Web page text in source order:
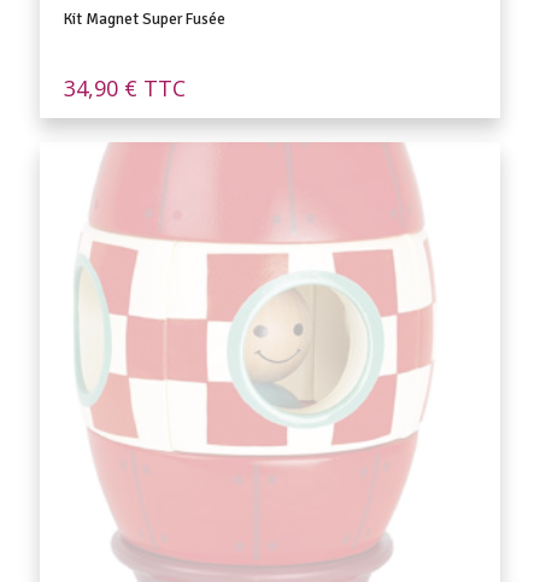
Kit Magnet Super Fusée
34,90 € TTC